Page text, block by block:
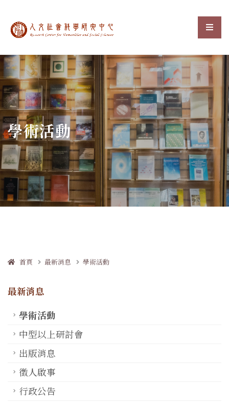
中央研究院人文社會科選
:::
學術活動
首頁 最新消息 學術活動
最新消息
學術活動
中型以上研討會
出版消息
徵人啟事
行政公告